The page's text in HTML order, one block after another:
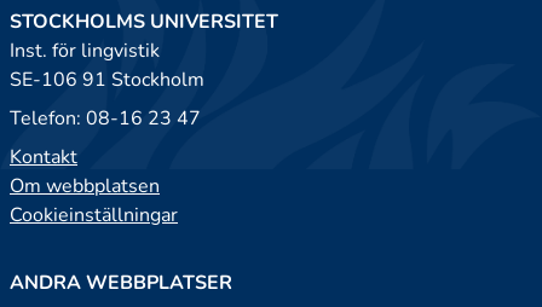
STOCKHOLMS UNIVERSITET
Inst. för lingvistik
SE-106 91 Stockholm
Telefon: 08-16 23 47
Kontakt
Om webbplatsen
Cookieinställningar
ANDRA WEBBPLATSER